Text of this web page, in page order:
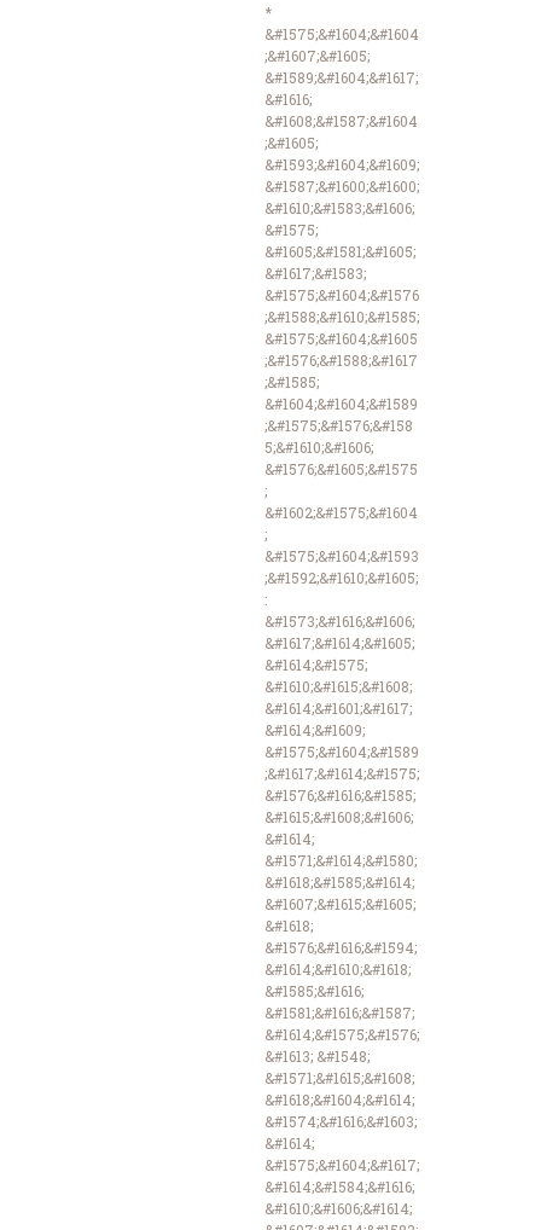
*
&#1575;&#1604;&#1604
;&#1607;&#1605;
&#1589;&#1604;&#1617;
&#1616;
&#1608;&#1587;&#1604
;&#1605;
&#1593;&#1604;&#1609;
&#1587;&#1600;&#1600;
&#1610;&#1583;&#1606;
&#1575;
&#1605;&#1581;&#1605;
&#1617;&#1583;
&#1575;&#1604;&#1576
;&#1588;&#1610;&#1585;
&#1575;&#1604;&#1605
;&#1576;&#1588;&#1617
;&#1585;
&#1604;&#1604;&#1589
;&#1575;&#1576;&#158
5;&#1610;&#1606;
&#1576;&#1605;&#1575
;
&#1602;&#1575;&#1604
;
&#1575;&#1604;&#1593
;&#1592;&#1610;&#1605;
:
&#1573;&#1616;&#1606;
&#1617;&#1614;&#1605;
&#1614;&#1575;
&#1610;&#1615;&#1608;
&#1614;&#1601;&#1617;
&#1614;&#1609;
&#1575;&#1604;&#1589
;&#1617;&#1614;&#1575;
&#1576;&#1616;&#1585;
&#1615;&#1608;&#1606;
&#1614;
&#1571;&#1614;&#1580;
&#1618;&#1585;&#1614;
&#1607;&#1615;&#1605;
&#1618;
&#1576;&#1616;&#1594;
&#1614;&#1610;&#1618;
&#1585;&#1616;
&#1581;&#1616;&#1587;
&#1614;&#1575;&#1576;
&#1613; &#1548;
&#1571;&#1615;&#1608;
&#1618;&#1604;&#1614;
&#1574;&#1616;&#1603;
&#1614;
&#1575;&#1604;&#1617;
&#1614;&#1584;&#1616;
&#1610;&#1606;&#1614;